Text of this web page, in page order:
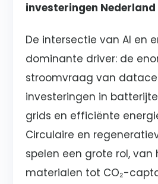
investeringen Nederland
De intersectie van AI en
dominante driver: de
stroomvraag van
investeringen in
grids en efficiënte
Circulaire en
spelen een grote rol, van
materialen tot CO₂-